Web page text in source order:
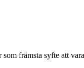
främsta syfte att